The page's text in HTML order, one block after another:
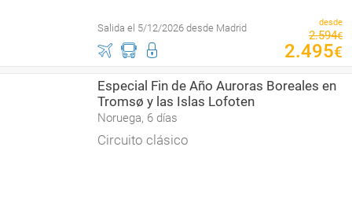
Salida el 5/12/2026 desde Madrid desde
2.594€
2.495€
Especial Fin de Año Auroras Boreales en
Tromsø y las Islas Lofoten
Noruega, 6 días
Circuito clásico